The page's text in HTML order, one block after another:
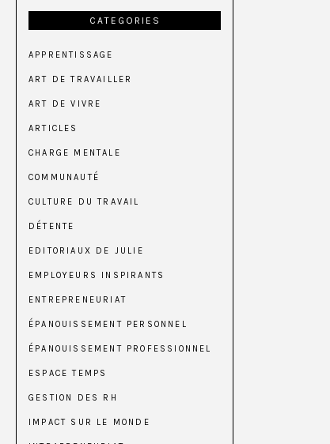
CATEGORIES
APPRENTISSAGE
ART DE TRAVAILLER
ART DE VIVRE
ARTICLES
CHARGE MENTALE
COMMUNAUTÉ
CULTURE DU TRAVAIL
DÉTENTE
EDITORIAUX DE JULIE
EMPLOYEURS INSPIRANTS
ENTREPRENEURIAT
ÉPANOUISSEMENT PERSONNEL
ÉPANOUISSEMENT PROFESSIONNEL
ESPACE TEMPS
GESTION DES RH
IMPACT SUR LE MONDE